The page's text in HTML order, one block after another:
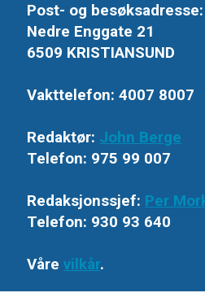
Post- og besøksadresse:
Nedre Enggate 21
6509 KRISTIANSUND
Vakttelefon: 4007 8007
Redaktør: John Berge
Telefon: 975 99 007
Redaksjonssjef: Per
Telefon: 930 93 640
Vårevilkår.